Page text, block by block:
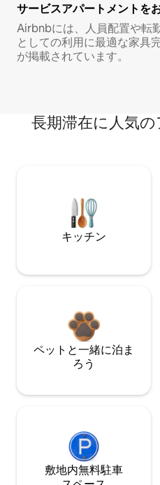
サービスアパートメントを
Airbnbには、人員配置や転
としての利用に最適な家具
が掲載されています。
長期滞在に人気
キッチン
ペットと一緒に泊ま
ろう
敷地内無料駐⁠車